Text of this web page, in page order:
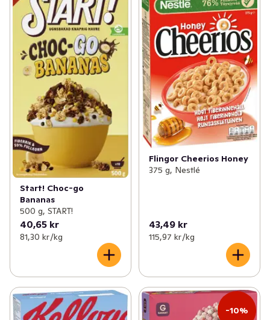
Start! Choc-go
Bananas
500 g, START!
40,65 kr
81,30 kr /kg
Flingor Cheerios Honey
375 g, Nestlé
43,49 kr
115,97 kr /kg
-10%